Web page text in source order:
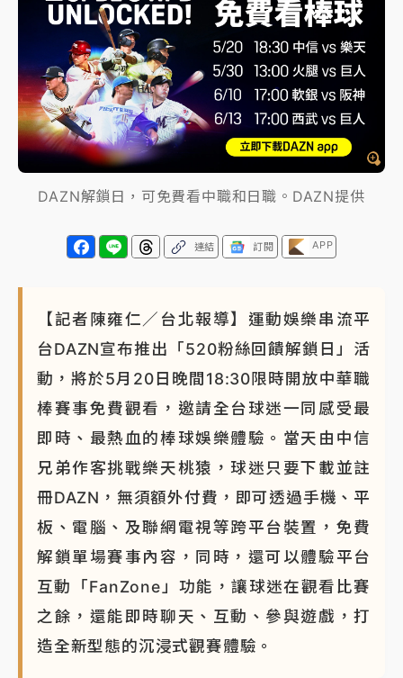
中信慈善基金會想增加董事人數！辜仲諒向法院聲請遭
駁 理由曝光
故宮《龍藏經》特展第2檔！今線上預約開賣一度塞車
周六起展出延長至晚上7時
台東農業處長涉圖利渡假村！東檢抗告成功 今重開羈
押庭
雨熱區曝
DAZN解鎖日，可免費看中職和日職。DAZN提供
連結 訂閱 APP
【記者陳雍仁／台北報導】運動娛樂串流平
台DAZN宣布推出「520粉絲回饋解鎖日」活
動，將於5月20日晚間18:30限時開放中華職
棒賽事免費觀看，邀請全台球迷一同感受最
即時、最熱血的棒球娛樂體驗。當天由中信
兄弟作客挑戰樂天桃猿，球迷只要下載並註
冊DAZN，無須額外付費，即可透過手機、平
板、電腦、及聯網電視等跨平台裝置，免費
解鎖單場賽事內容，同時，還可以體驗平台
互動「FanZone」功能，讓球迷在觀看比賽
之餘，還能即時聊天、互動、參與遊戲，打
造全新型態的沉浸式觀賽體驗。